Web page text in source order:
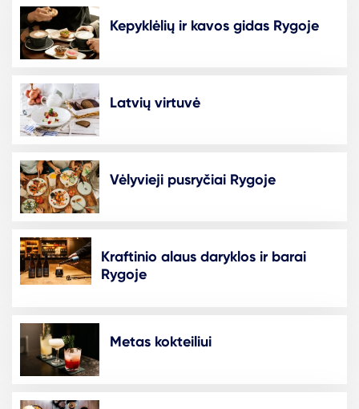
Kepyklėlių ir kavos gidas Rygoje
Latvių virtuvė
Vėlyvieji pusryčiai Rygoje
Kraftinio alaus daryklos ir barai
Rygoje
Metas kokteiliui